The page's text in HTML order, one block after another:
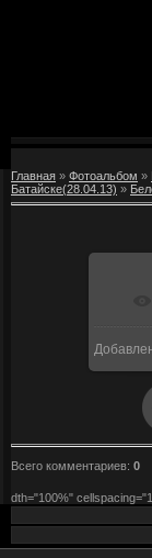
Главная » Фотоальбом »
Батайске(28.04.13) »
Всего комментариев: 0
dth="100%"